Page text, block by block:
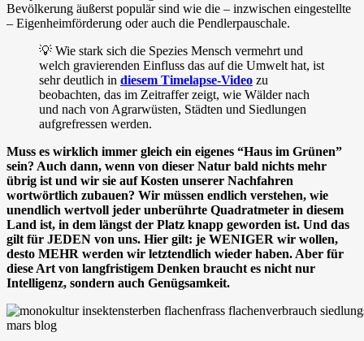
Bevölkerung äußerst populär sind wie die – inzwischen eingestellte
– Eigenheimförderung oder auch die Pendlerpauschale.
💡 Wie stark sich die Spezies Mensch vermehrt und
welch gravierenden Einfluss das auf die Umwelt hat, ist
sehr deutlich in diesem Timelapse-Video zu
beobachten, das im Zeitraffer zeigt, wie Wälder nach
und nach von Agrarwüsten, Städten und Siedlungen
aufgrefressen werden.
Muss es wirklich immer gleich ein eigenes “Haus im Grünen”
sein? Auch dann, wenn von dieser Natur bald nichts mehr
übrig ist und wir sie auf Kosten unserer Nachfahren
wortwörtlich zubauen? Wir müssen endlich verstehen, wie
unendlich wertvoll jeder unberührte Quadratmeter in diesem
Land ist, in dem längst der Platz knapp geworden ist. Und das
gilt für JEDEN von uns. Hier gilt: je WENIGER wir wollen,
desto MEHR werden wir letztendlich wieder haben. Aber für
diese Art von langfristigem Denken braucht es nicht nur
Intelligenz, sondern auch Genügsamkeit.